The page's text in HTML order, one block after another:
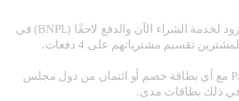
Tabby هو أول وأكبر مزود لخدمة الشراء الآن والدفع لاحقًا (BNPL) في
تقسيم مشترياتهم على 4 دفعات.
يمكن استخدام Pay in 4 مع أي بطاقة خصم أو ائتمان من دول مجلس
في ذلك بطاقات مدى.